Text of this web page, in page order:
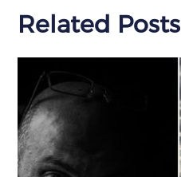
Related Posts